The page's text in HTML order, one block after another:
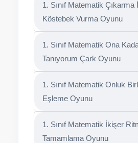
1. Sınıf Matematik Çıkarma
Köstebek Vurma Oyunu
1. Sınıf Matematik Ona
Tanıyorum Çark Oyunu
1. Sınıf Matematik Onluk
Eşleme Oyunu
1. Sınıf Matematik İkişer
Tamamlama Oyunu